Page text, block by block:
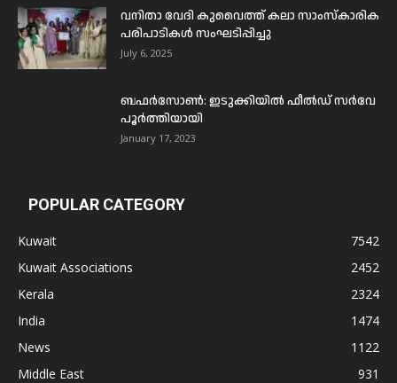
വനിതാ വേദി കുവൈത്ത് കലാ സാംസ്കാരിക
പരിപാടികൾ സംഘടിപ്പിച്ചു
July 6, 2025
ബഫര്‍സോണ്‍: ഇടുക്കിയില്‍ ഫീല്‍ഡ് സര്‍വേ
പൂര്‍ത്തിയായി
January 17, 2023
POPULAR CATEGORY
Kuwait
7542
Kuwait Associations
2452
Kerala
2324
India
1474
News
1122
Middle East
931